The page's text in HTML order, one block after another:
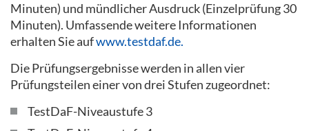
Minuten) und mündlicher Ausdruck (Einzelprüfung 30
Minuten). Umfassende weitere Informationen
erhalten Sie aufwww.testdaf.de.
Die Prüfungsergebnisse werden in allen vier
Prüfungsteilen einer von drei Stufen zugeordnet:
TestDaF-Niveaustufe 3